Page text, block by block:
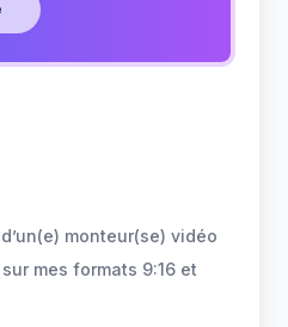
monteur(se) vidéo
mes formats 9:16 et